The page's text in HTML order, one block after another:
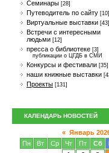
Семинары [28]
Путеводитель по сайту [10]
Виртуальные выставки [43]
Встречи с интересными
людьми [12]
пресса о библиотеке [3]
публикации о ЦГДБ в СМИ
Конкурсы и фестивали [35]
наши книжные выставки
Проекты [131]
КАЛЕНДАРЬ НОВОСТЕЙ
« Январь
Пн
Вт Ср Чт Пт Сб